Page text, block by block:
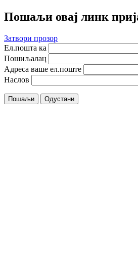
Пошаљи овај линк
Затвори прозор
Ел.пошта ка
Пошиљалац
Адреса ваше ел.поште
Наслов
Пошаљи Одустани